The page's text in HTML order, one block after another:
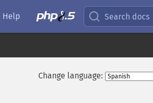
Help Search docs
Change language: